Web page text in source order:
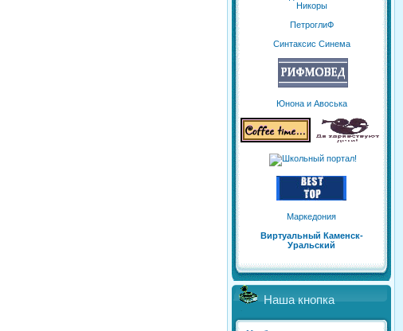
Никоры
ПетроглиФ
Синтаксис Синема
Юнона и Авоська
Маркедония
Виртуальный Каменск-
Уральский
Наша кнопка